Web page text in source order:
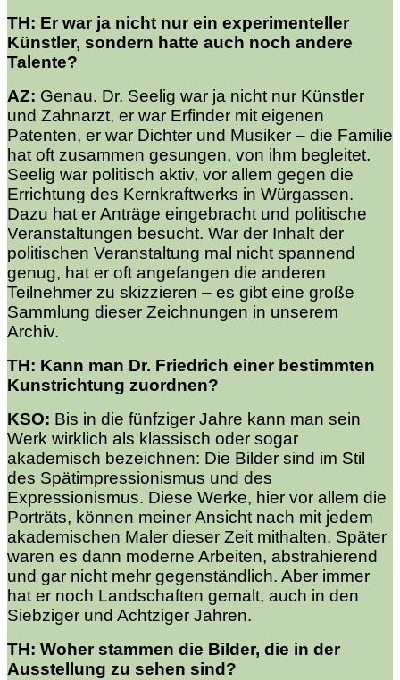
TH: Er war ja nicht nur ein experimenteller
Künstler, sondern hatte auch noch andere
Talente?
AZ: Genau. Dr. Seelig war ja nicht nur Künstler
und Zahnarzt, er war Erfinder mit eigenen
Patenten, er war Dichter und Musiker – die Familie
hat oft zusammen gesungen, von ihm begleitet.
Seelig war politisch aktiv, vor allem gegen die
Errichtung des Kernkraftwerks in Würgassen.
Dazu hat er Anträge eingebracht und politische
Veranstaltungen besucht. War der Inhalt der
politischen Veranstaltung mal nicht spannend
genug, hat er oft angefangen die anderen
Teilnehmer zu skizzieren – es gibt eine große
Sammlung dieser Zeichnungen in unserem
Archiv.
TH: Kann man Dr. Friedrich einer bestimmten
Kunstrichtung zuordnen?
KSO: Bis in die fünfziger Jahre kann man sein
Werk wirklich als klassisch oder sogar
akademisch bezeichnen: Die Bilder sind im Stil
des Spätimpressionismus und des
Expressionismus. Diese Werke, hier vor allem die
Porträts, können meiner Ansicht nach mit jedem
akademischen Maler dieser Zeit mithalten. Später
waren es dann moderne Arbeiten, abstrahierend
und gar nicht mehr gegenständlich. Aber immer
hat er noch Landschaften gemalt, auch in den
Siebziger und Achtziger Jahren.
TH: Woher stammen die Bilder, die in der
Ausstellung zu sehen sind?